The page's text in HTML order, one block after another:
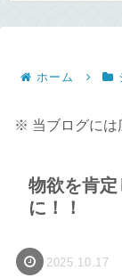
ホーム
※ 当ブログには
物欲を肯
に！！
2025.10.17